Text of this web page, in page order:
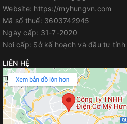
Website: https://myhungvn.com
Mã số thuế: 3603742945
Ngày cấp: 31-7-2020
Nơi cấp: Sở kế hoạch và đầu tư
LIÊN HỆ